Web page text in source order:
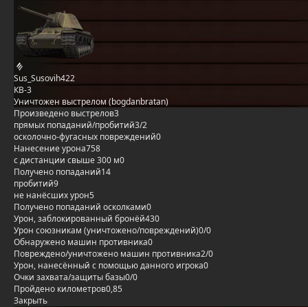
Sus_Susovih422
КВ-3
Уничтожен выстрелом (bogdanbratan)
Произведено выстрелов3
прямых попаданий/пробитий3/2
осколочно-фугасных повреждений0
Нанесение урона758
с дистанции свыше 300 м0
Получено попаданий14
пробитий9
не нанёсших урон5
Получено попаданий осколками0
Урон, заблокированный бронёй430
Урон союзникам (уничтожено/повреждений)0/0
Обнаружено машин противника0
Повреждено/уничтожено машин противника2/0
Урон, нанесённый с помощью данного игрока0
Очки захвата/защиты базы0/0
Пройдено километров0,85
Закрыть